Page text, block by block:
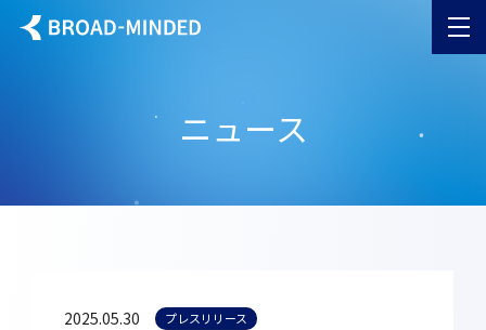
ニュース
2025.05.30 プレスリリース